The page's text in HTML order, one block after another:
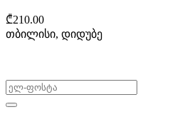
₾210.00
თბილისი, დიდუბე